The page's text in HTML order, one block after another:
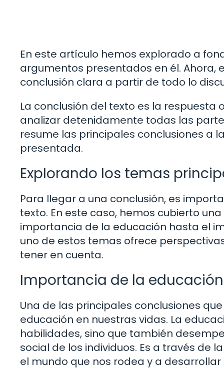
En este artículo hemos explorado a
argumentos presentados en él. Ahora,
conclusión clara a partir de todo lo
La conclusión del texto es la
analizar detenidamente todas las
resume las principales conclusiones a
presentada.
Explorando los temas
Para llegar a una conclusión, es
texto. En este caso, hemos cubierto
importancia de la educación hasta el
uno de estos temas ofrece
tener en cuenta.
Importancia de la educación
Una de las principales conclusiones
educación en nuestras vidas. La
habilidades, sino que también
social de los individuos. Es a través
el mundo que nos rodea y a